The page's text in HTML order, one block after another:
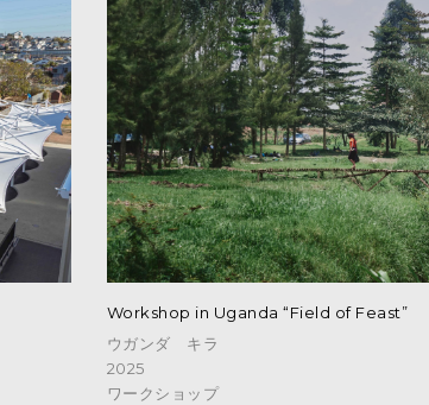
Workshop in Uganda “Field of Feast”
ウガンダ キラ
2025
ワークショップ